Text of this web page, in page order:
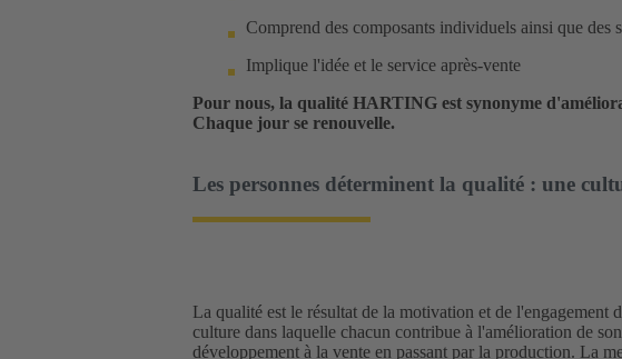
Comprend des composants individuels ainsi que des
Implique l'idée et le service après-vente
Pour nous, la qualité HARTING est synonyme
Chaque jour se renouvelle.
Les personnes déterminent la qualité : une
La qualité est le résultat de la motivation et de l'engagement
culture dans laquelle chacun contribue à l'amélioration de
développement à la vente en passant par la production. La